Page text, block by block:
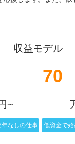
~
収益モデル
70
年なしの仕事 低資金で始